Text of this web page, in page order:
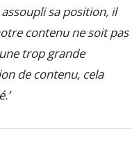
sa position, il
contenu ne soit pas
une trop grande
de contenu, cela